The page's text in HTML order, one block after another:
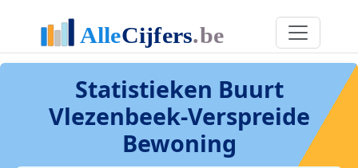
Statistieken Buurt
Vlezenbeek-Verspreide
Bewoning